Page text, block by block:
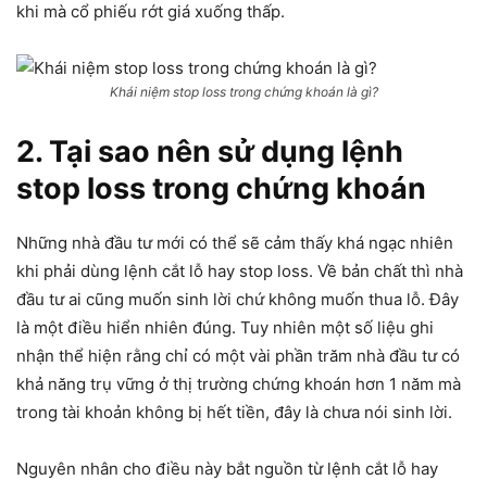
khi mà cổ phiếu rớt giá xuống thấp.
Khái niệm stop loss trong chứng khoán là gì?
2. Tại sao nên sử dụng lệnh
stop loss trong chứng khoán
Những nhà đầu tư mới có thể sẽ cảm thấy khá ngạc nhiên
khi phải dùng lệnh cắt lỗ hay stop loss. Về bản chất thì nhà
đầu tư ai cũng muốn sinh lời chứ không muốn thua lỗ. Đây
là một điều hiển nhiên đúng. Tuy nhiên một số liệu ghi
nhận thể hiện rằng chỉ có một vài phần trăm nhà đầu tư có
khả năng trụ vững ở thị trường chứng khoán hơn 1 năm mà
trong tài khoản không bị hết tiền, đây là chưa nói sinh lời.
Nguyên nhân cho điều này bắt nguồn từ lệnh cắt lỗ hay